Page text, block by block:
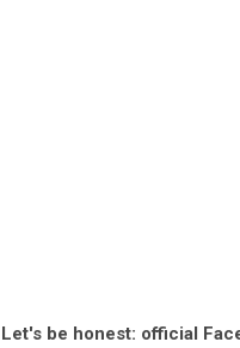
Let's be honest: official